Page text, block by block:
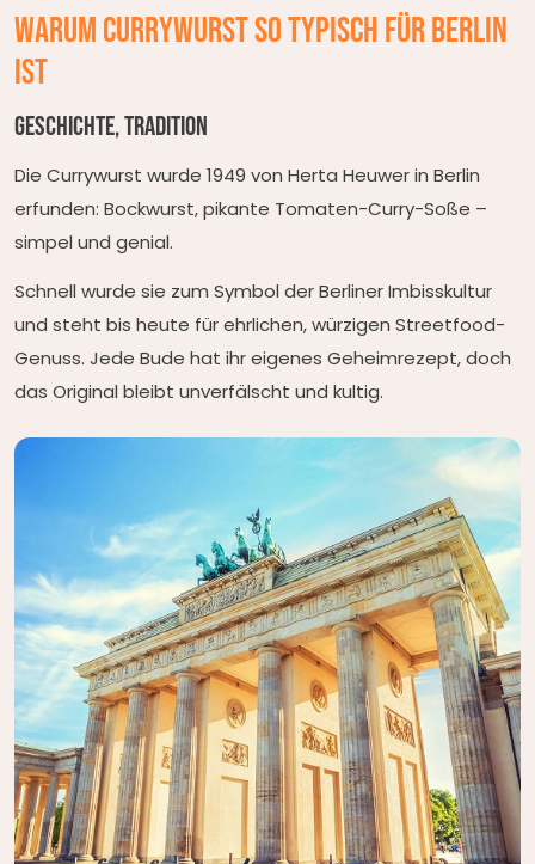
Warum Currywurst so typisch für Berlin
ist
Geschichte, Tradition
Die Currywurst wurde 1949 von Herta Heuwer in Berlin
erfunden: Bockwurst, pikante Tomaten-Curry-Soße –
simpel und genial.
Schnell wurde sie zum Symbol der Berliner Imbisskultur
und steht bis heute für ehrlichen, würzigen Streetfood-
Genuss. Jede Bude hat ihr eigenes Geheimrezept, doch
das Original bleibt unverfälscht und kultig.